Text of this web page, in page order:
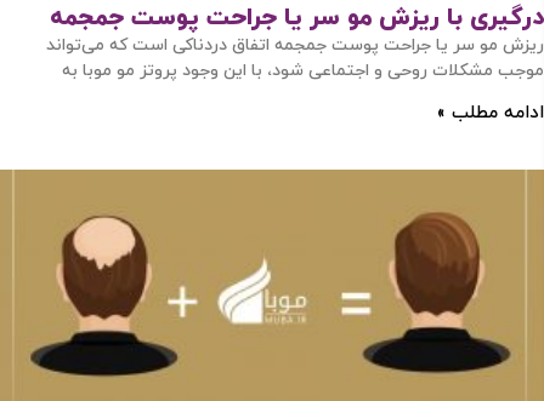
درگیری با ریزش مو سر یا جراحت پوست جمجمه
ریزش مو سر یا جراحت پوست جمجمه اتفاق دردناکی است که می‌تواند
موجب مشکلات روحی و اجتماعی شود، با این وجود پروتز مو موبا به
ادامه مطلب »
ورود / ثبت نام